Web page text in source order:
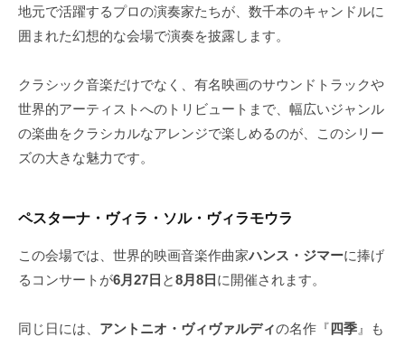
地元で活躍するプロの演奏家たちが、数千本のキャンドルに
囲まれた幻想的な会場で演奏を披露します。
クラシック音楽だけでなく、有名映画のサウンドトラックや
世界的アーティストへのトリビュートまで、幅広いジャンル
の楽曲をクラシカルなアレンジで楽しめるのが、このシリー
ズの大きな魅力です。
ペスターナ・ヴィラ・ソル・ヴィラモウラ
この会場では、世界的映画音楽作曲家ハンス・ジマーに捧げ
るコンサートが6月27日 と8月8日 に開催されます。
同じ日には、 アントニオ・ヴィヴァルディの名作『四季 』も